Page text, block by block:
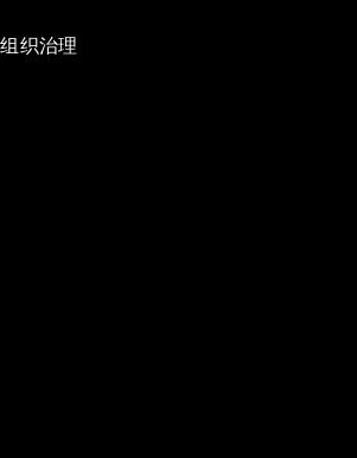
织治理